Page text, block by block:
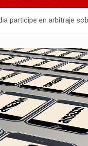
participe en arbitraje